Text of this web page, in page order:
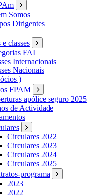
Somos
Dirigentes
e classes
FAI
Internacionais
Nacionais
)
FPAM
apólice seguro 2025
de Actividade
Circulares 2022
Circulares 2023
Circulares 2024
Circulares 2025
programa
2023
2022